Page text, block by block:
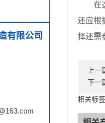
有限公司
在选
还应根
择还需
上一
下一
相关标